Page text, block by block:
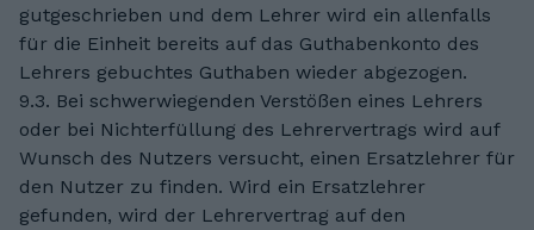
gutgeschrieben und dem Lehrer wird ein allenfalls
für die Einheit bereits auf das Guthabenkonto des
Lehrers gebuchtes Guthaben wieder abgezogen.
9.3. Bei schwerwiegenden Verstößen eines Lehrers
oder bei Nichterfüllung des Lehrervertrags wird auf
Wunsch des Nutzers versucht, einen Ersatzlehrer für
den Nutzer zu finden. Wird ein Ersatzlehrer
gefunden, wird der Lehrervertrag auf den